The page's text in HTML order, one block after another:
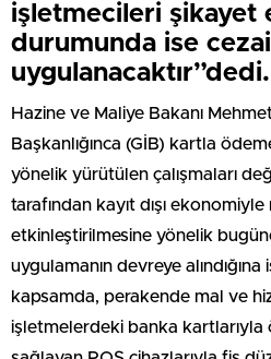
işletmecileri şikayet
durumunda ise
uygulanacaktır”dedi.
Hazine ve Maliye Bakanı
Başkanlığınca (GİB) kartla
yönelik yürütülen çalışmaları
tarafından kayıt dışı
etkinleştirilmesine yönelik
uygulamanın devreye
kapsamda, perakende mal ve
işletmelerdeki banka kartlarıyla